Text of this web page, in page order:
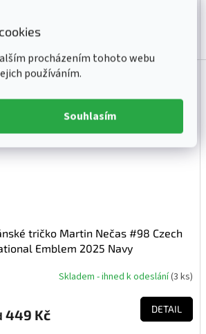
procházením tohoto webu
používáním.
Souhlasím
tričko Martin Nečas #98 Czech
Emblem 2025 Navy
Skladem - ihned k odeslání(3 ks)
449 Kč DETAIL